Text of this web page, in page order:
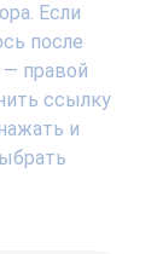
Если
после
— правой
ссылку
и